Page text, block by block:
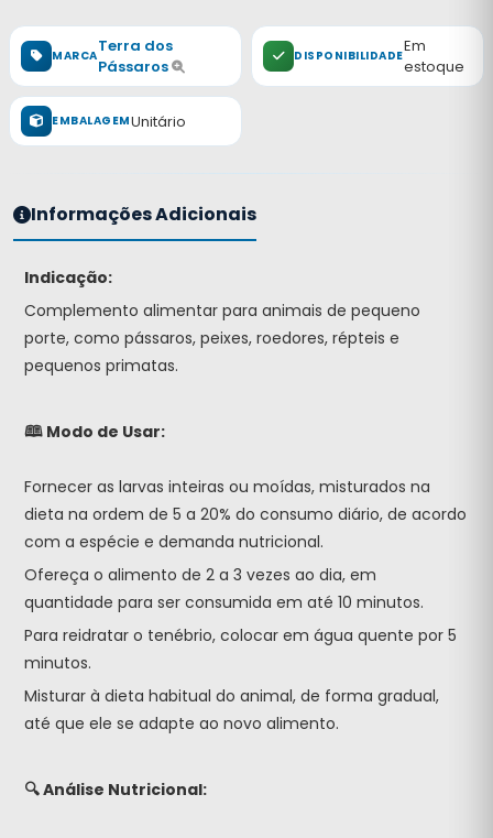
MARCATerra dos
Pássaros
DISPONIBILIDADEEm
estoque
EMBALAGEMUnitário
Informações Adicionais
Indicação:
Complemento alimentar para animais de pequeno
porte, como pássaros, peixes, roedores, répteis e
pequenos primatas.
🕮 Modo de Usar:
Fornecer as larvas inteiras ou moídas, misturados na
dieta na ordem de 5 a 20% do consumo diário, de acordo
com a espécie e demanda nutricional.
Ofereça o alimento de 2 a 3 vezes ao dia, em
quantidade para ser consumida em até 10 minutos.
Para reidratar o tenébrio, colocar em água quente por 5
minutos.
Misturar à dieta habitual do animal, de forma gradual,
até que ele se adapte ao novo alimento.
🔍 Análise Nutricional: